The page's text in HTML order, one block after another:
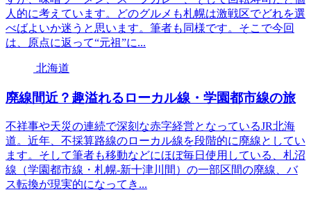
人的に考えています。どのグルメも札幌は激戦区でどれを選
べばよいか迷うと思います。筆者も同様です。そこで今回
は、原点に返って“元祖”に...
北海道
廃線間近？趣溢れるローカル線・学園都市線の旅
不祥事や天災の連続で深刻な赤字経営となっているJR北海
道。近年、不採算路線のローカル線を段階的に廃線としてい
ます。そして筆者も移動などにほぼ毎日使用している、札沼
線（学園都市線・札幌‐新十津川間）の一部区間の廃線、バ
ス転換が現実的になってき...